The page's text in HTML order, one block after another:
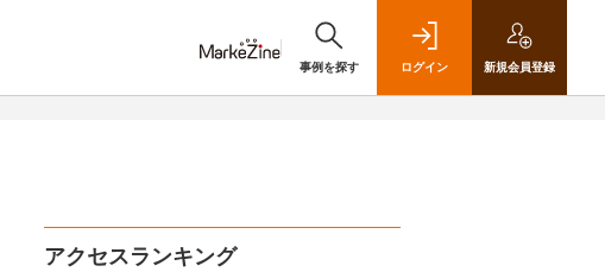
事例を探す ログイン 新規会員登録
アクセスランキング